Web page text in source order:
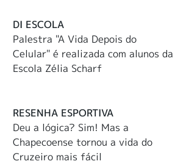
DI ESCOLA
Palestra "A Vida Depois do
Celular" é realizada com alunos da
Escola Zélia Scharf
RESENHA ESPORTIVA
Deu a lógica? Sim! Mas a
Chapecoense tornou a vida do
Cruzeiro mais fácil